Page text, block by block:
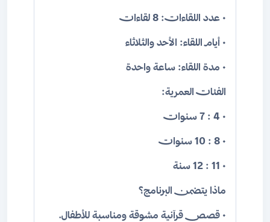
• عدد اللقاءات: 8 لقاءات
• أيام اللقاء: الأحد والثلاثاء
• مدة اللقاء: ساعة واحدة
الفئات العمرية:
• 4 : 7 سنوات
• 8 : 10 سنوات
• 11 : 12 سنة
ماذا يتضمن البرنامج؟
• قصص قرآنية مشوقة ومناسبة للأطفال.